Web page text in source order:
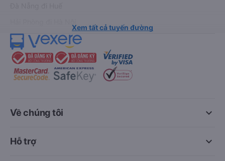
Xem tất cả tuyến đường
keyboard_arrow_down
Về chúng tôi
keyboard_arrow_down
Hỗ trợ